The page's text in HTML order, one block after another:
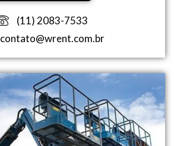
(11) 2083-7533
contato@wrent.com.br